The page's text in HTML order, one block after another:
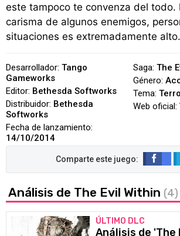
este tampoco te convenza del todo.
carisma de algunos enemigos,
situaciones es extremadamente alto.
Desarrollador: Tango
Gameworks
Editor: Bethesda Softworks
Distribuidor: Bethesda
Softworks
Fecha de lanzamiento:
14/10/2014
Saga: The
Género:
Tema:
Web oficial:
Análisis de The Evil Within (4)
ÚLTIMO DLC
Análisis de 'The